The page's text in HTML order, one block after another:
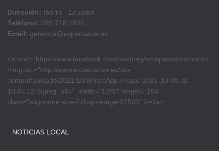
Dirección: Ibarra - Ecuador
Teléfono: 099 718 4835
Email: gerencia@expectativa.ec
<a href=”https://www.facebook.com/hashtag/emapasomostodos>
<img src=”http://www.expectativa.ec/wp-
content/uploads/2021/10/WhatsApp-Image-2021-10-08-at-
10.45.12-8.jpeg” alt=”” width=”1280″ height=”164″
class=”alignnone size-full wp-image-32500″ /></a>
NOTICIAS LOCAL